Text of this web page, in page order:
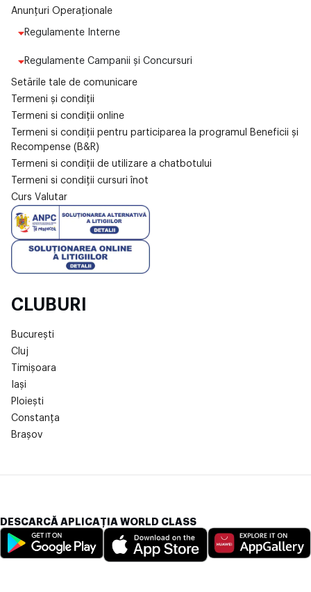
Anunțuri Operaționale
Regulamente Interne
Regulamente Campanii și Concursuri
Setările tale de comunicare
Termeni și condiții
Termeni si condiții online
Termeni si condiții pentru participarea la programul Beneficii și
Recompense (B&R)
Termeni si condiții de utilizare a chatbotului
Termeni si condiții cursuri înot
Curs Valutar
CLUBURI
București
Cluj
Timișoara
Iași
Ploiești
Constanța
Brașov
DESCARCĂ APLICAȚIA WORLD CLASS